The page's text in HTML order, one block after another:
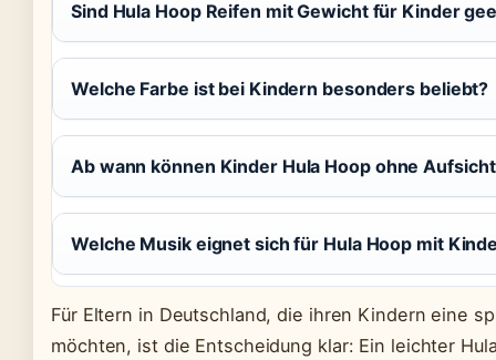
Sind Hula Hoop Reifen mit Gewicht für Kinder
Welche Farbe ist bei Kindern besonders beliebt?
Ab wann können Kinder Hula Hoop ohne
Welche Musik eignet sich für Hula Hoop mit
Für Eltern in Deutschland, die ihren Kindern eine
möchten, ist die Entscheidung klar: Ein leichter